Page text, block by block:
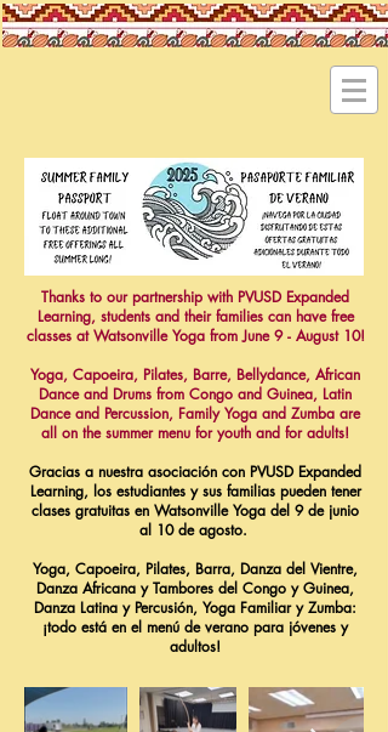
Thanks to our partnership with PVUSD Expanded
Learning, students and their families can have free
classes at Watsonville Yoga from June 9 - August 10!
Yoga, Capoeira, Pilates, Barre, Bellydance, African
Dance and Drums from Congo and Guinea, Latin
Dance and Percussion, Family Yoga and Zumba are
all on the summer menu for youth and for adults!
Gracias a nuestra asociación con PVUSD Expanded
Learning, los estudiantes y sus familias pueden tener
clases gratuitas en Watsonville Yoga del 9 de junio
al 10 de agosto.
Yoga, Capoeira, Pilates, Barra, Danza del Vientre,
Danza Africana y Tambores del Congo y Guinea,
Danza Latina y Percusión, Yoga Familiar y Zumba:
¡todo está en el menú de verano para jóvenes y
adultos!